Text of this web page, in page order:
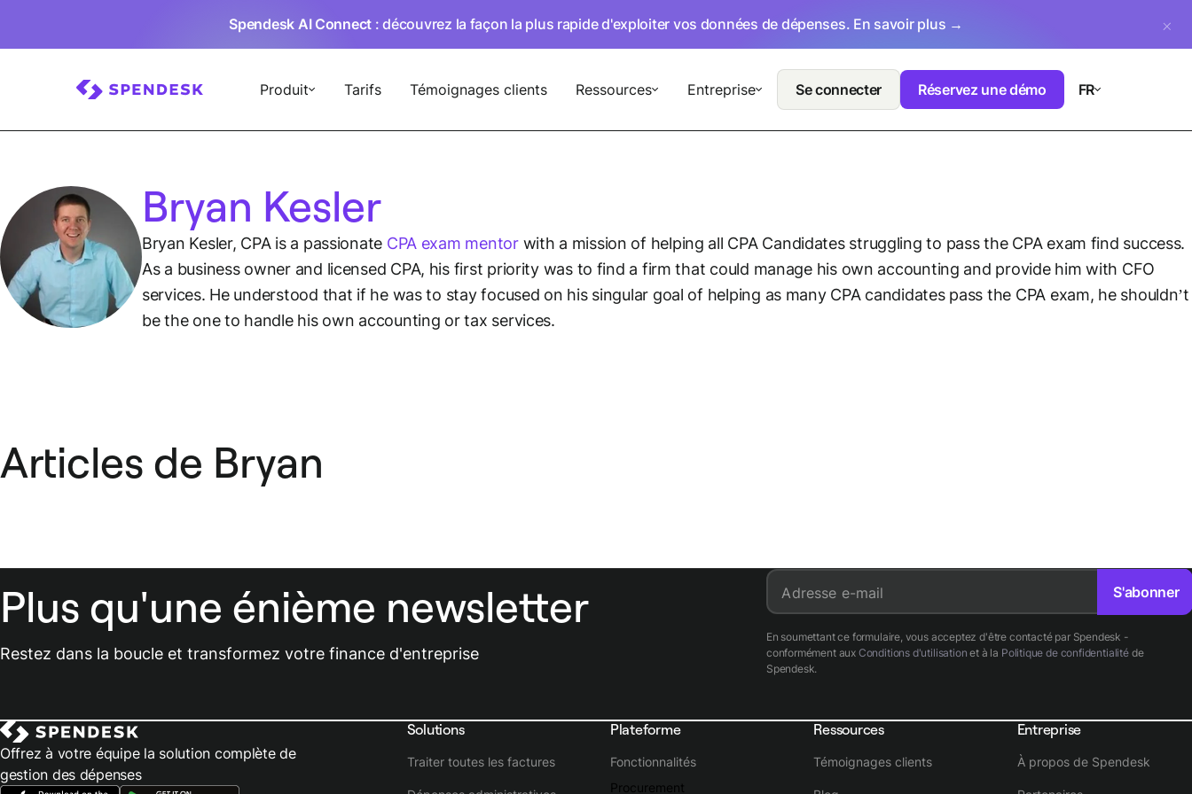
Spendesk AI Connect : découvrez la façon la plus rapide d'exploiter vos données de dépenses. En savoir plus →
Produit Tarifs Témoignages clients Ressources Entreprise Se connecter Réservez une démo FR
Bryan Kesler
Bryan Kesler, CPA is a passionate CPA exam mentorwith a mission of helping all CPA Candidates struggling to pass the CPA exam find success.
As a business owner and licensed CPA, his first priority was to find a firm that could manage his own accounting and provide him with CFO
services. He understood that if he was to stay focused on his singular goal of helping as many CPA candidates pass the CPA exam, he shouldn’t
be the one to handle his own accounting or tax services.
Articles de Bryan
Plus qu'une énième newsletter
Restez dans la boucle et transformez votre finance d'entreprise
Adresse e-mail
En soumettant ce formulaire, vous acceptez d'être contacté par Spendesk -
conformément aux Conditions d'utilisation et à la Politique de confidentialitéde
Spendesk.
S'abonner
Offrez à votre équipe la solution complète de
gestion des dépenses
Solutions
Traiter toutes les factures
Plateforme
Fonctionnalités
Procurement
Ressources
Témoignages clients
Entreprise
À propos de Spendesk